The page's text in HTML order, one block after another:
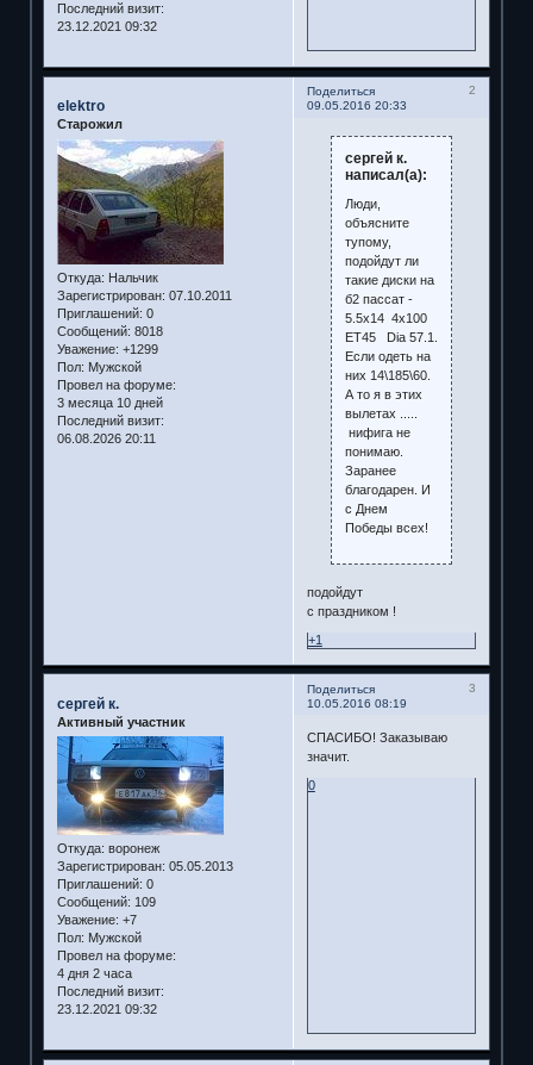
Последний визит:
23.12.2021 09:32
Поделиться
2
09.05.2016 20:33
elektro
Старожил
Откуда: Нальчик
Зарегистрирован: 07.10.2011
Приглашений: 0
Сообщений: 8018
Уважение: +1299
Пол: Мужской
Провел на форуме:
3 месяца 10 дней
Последний визит:
06.08.2026 20:11
сергей к.
написал(а):
Люди,
объясните
тупому,
подойдут ли
такие диски на
б2 пассат -
5.5х14 4х100
ЕТ45 Dia 57.1.
Если одеть на
них 14\185\60.
А то я в этих
вылетах .....
нифига не
понимаю.
Заранее
благодарен. И
с Днем
Победы всех!
подойдут
с праздником !
+1
Поделиться
3
10.05.2016 08:19
сергей к.
Активный участник
Откуда: воронеж
Зарегистрирован: 05.05.2013
Приглашений: 0
Сообщений: 109
Уважение: +7
Пол: Мужской
Провел на форуме:
4 дня 2 часа
Последний визит:
23.12.2021 09:32
СПАСИБО! Заказываю
значит.
0